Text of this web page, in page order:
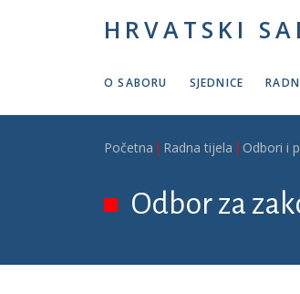
HRVATSKI
O SABORU SJEDNICE
Breadcrumb
Početna Radna tijela Odbori i
Odbor za